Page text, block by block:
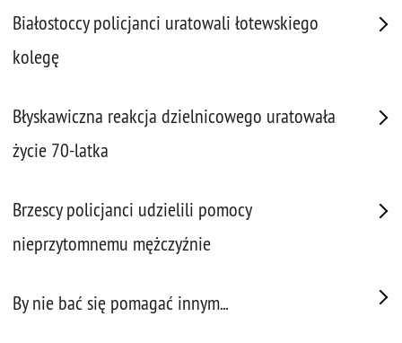
Białostoccy policjanci uratowali łotewskiego
kolegę
Błyskawiczna reakcja dzielnicowego uratowała
życie 70-latka
Brzescy policjanci udzielili pomocy
nieprzytomnemu mężczyźnie
By nie bać się pomagać innym...